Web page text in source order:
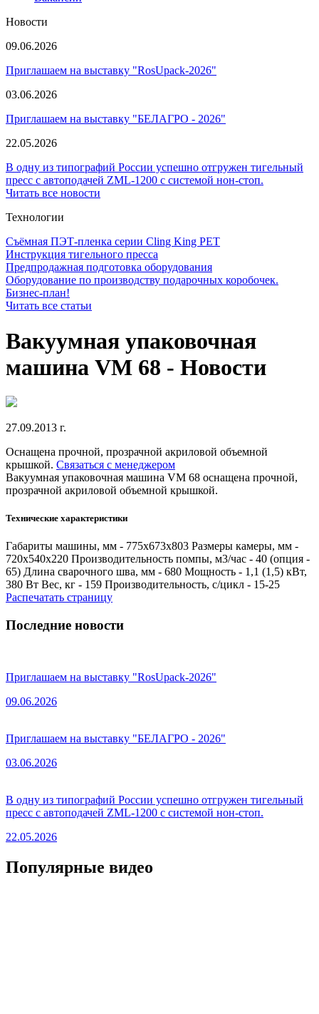
Новости
09.06.2026
Приглашаем на выставку "RosUpack-2026"
03.06.2026
Приглашаем на выставку "БЕЛАГРО - 2026"
22.05.2026
В одну из типографий России успешно отгружен тигельный
пресс с автоподачей ZML-1200 с системой нон-стоп.
Читать все новости
Технологии
Съёмная ПЭТ-пленка серии Cling King PET
Инструкция тигельного пресса
Предпродажная подготовка оборудования
Оборудование по производству подарочных коробочек.
Бизнес-план!
Читать все статьи
Вакуумная упаковочная
машина VM 68 - Новости
27.09.2013 г.
Оснащена прочной, прозрачной акриловой объемной
крышкой. Связаться с менеджером
Вакуумная упаковочная машина VM 68 оснащена прочной,
прозрачной акриловой объемной крышкой.
Технические характеристики
Габариты машины, мм - 775х673х803 Размеры камеры, мм -
720х540х220 Производительность помпы, м3/час - 40 (опция -
65) Длина сварочного шва, мм - 680 Мощность - 1,1 (1,5) кВт,
380 Вт Вес, кг - 159 Производительность, с/цикл - 15-25
Распечатать страницу
Последние новости
Приглашаем на выставку "RosUpack-2026"
09.06.2026
Приглашаем на выставку "БЕЛАГРО - 2026"
03.06.2026
В одну из типографий России успешно отгружен тигельный
пресс с автоподачей ZML-1200 с системой нон-стоп.
22.05.2026
Популярные видео